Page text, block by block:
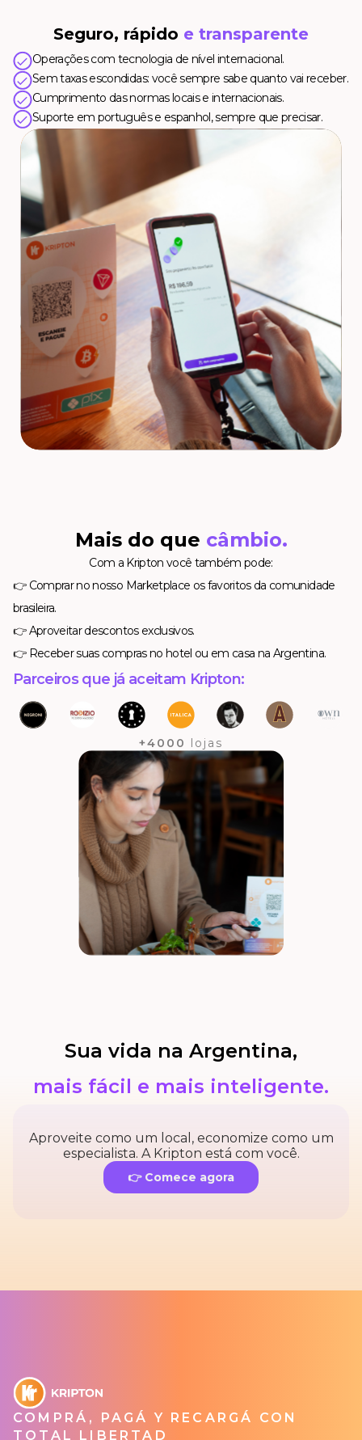
Seguro, rápido e transparente
Operações com tecnologia de nível internacional.
Sem taxas escondidas: você sempre sabe quanto vai receber.
Cumprimento das normas locais e internacionais.
Suporte em português e espanhol, sempre que precisar.
Mais do que câmbio.
Com a Kripton você também pode:
👉 Comprar no nosso Marketplace os favoritos da comunidade
brasileira.
👉 Aproveitar descontos exclusivos.
👉 Receber suas compras no hotel ou em casa na Argentina.
Parceiros que já aceitam Kripton:
+4000 lojas
Sua vida na Argentina,
mais fácil e mais inteligente.
Aproveite como um local, economize como um
especialista. A Kripton está com você.
👉 Comece agora
COMPRÁ, PAGÁ Y RECARGÁ CON
TOTAL LIBERTAD